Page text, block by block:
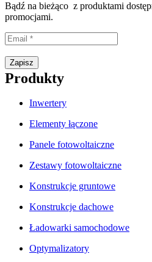
Bądź na bieżąco z produktami
promocjami.
Zapisz
Produkty
Inwertery
Elementy łączone
Panele fotowoltaiczne
Zestawy fotowoltaiczne
Konstrukcje gruntowe
Konstrukcje dachowe
Ładowarki samochodowe
Optymalizatory